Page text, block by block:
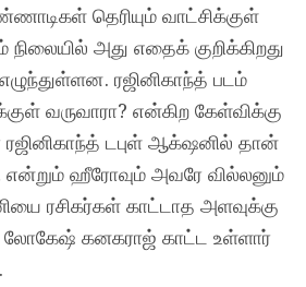
தெரியும் வாட்சிக்குள்
நிலையில் அது எதைக் குறிக்கிறது
ரஜினிகாந்த் படம்
வருவாரா? என்கிற கேள்விக்கு
ரஜினிகாந்த் டபுள் ஆக்‌ஷனில் தான்
என்றும் ஹீரோவும் அவரே வில்லனும்
ரசிகர்கள் காட்டாத அளவுக்கு
லோகேஷ் கனகராஜ் காட்ட உள்ளார்